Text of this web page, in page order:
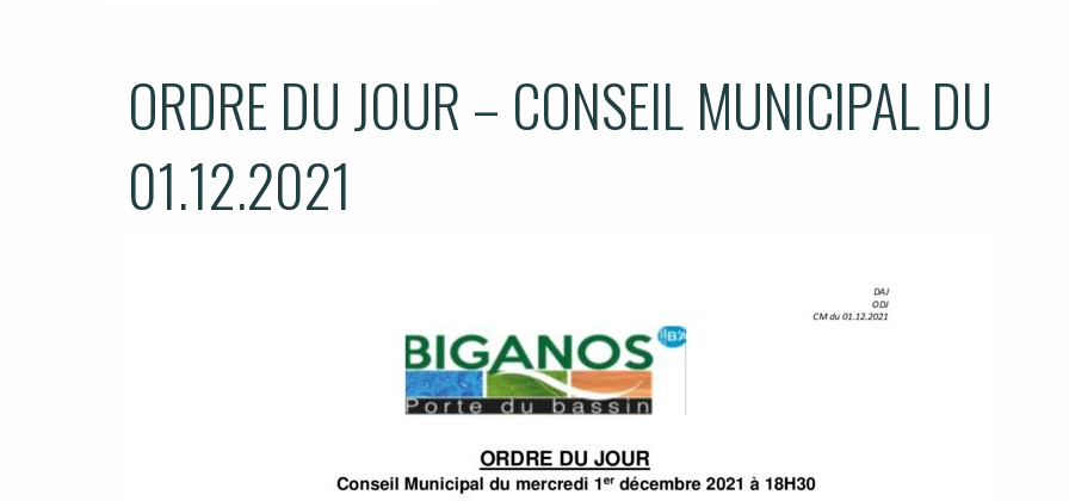
ORDRE DU JOUR – CONSEIL MUNICIPAL DU
01.12.2021